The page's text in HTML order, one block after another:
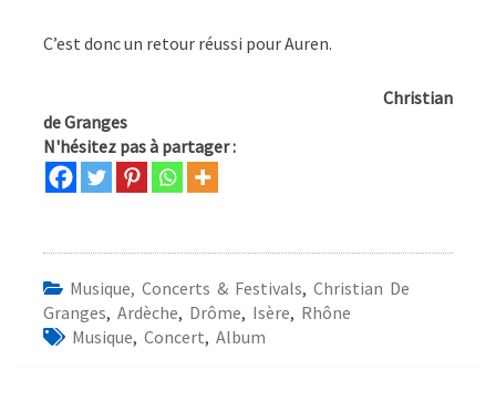
C’est donc un retour réussi pour Auren.
Christian
de Granges
N'hésitez pas à partager :
Musique, Concerts & Festivals, Christian De
Granges, Ardèche, Drôme, Isère, Rhône
Musique, Concert, Album